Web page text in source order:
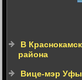
В
района
Вице-мэр Уфы